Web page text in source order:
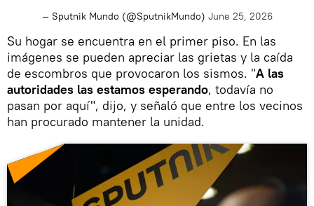
— Sputnik Mundo (@SputnikMundo) June 25, 2026
Su hogar se encuentra en el primer piso. En las
imágenes se pueden apreciar las grietas y la caída
de escombros que provocaron los sismos. "A las
autoridades las estamos esperando, todavía no
pasan por aquí", dijo, y señaló que entre los vecinos
han procurado mantener la unidad.